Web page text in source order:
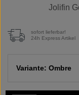
Jolifin
sofort lieferbar!
24h Express Artikel
Variante: Ombre